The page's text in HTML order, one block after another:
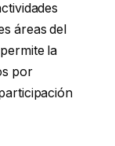
áreas del
la
por